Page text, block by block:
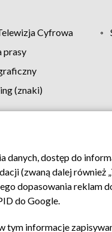
Cyfrowa
prasy
(znaki)
Kontakt
danych, dostęp do
(zwaną dalej również
dopasowania reklam
do Google.
tym informacje